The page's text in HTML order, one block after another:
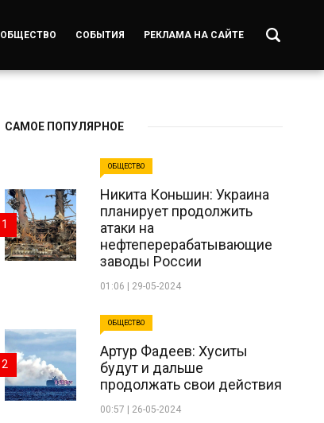
ОБЩЕСТВО СОБЫТИЯ РЕКЛАМА НА САЙТЕ
САМОЕ ПОПУЛЯРНОЕ
ОБЩЕСТВО
Никита Коньшин: Украина
планирует продолжить
атаки на
нефтеперерабатывающие
заводы России
01:06 | 29-05-2024
1
ОБЩЕСТВО
Артур Фадеев: Хуситы
будут и дальше
продолжать свои действия
00:57 | 26-05-2024
2